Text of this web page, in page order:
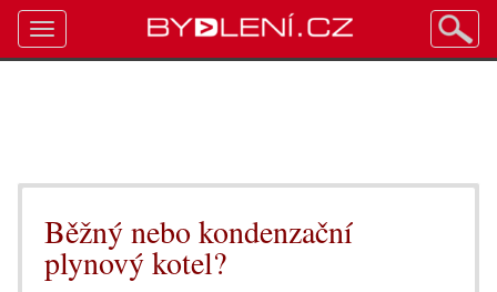
Běžný nebo kondenzační
plynový kotel?
Toggle
navigation